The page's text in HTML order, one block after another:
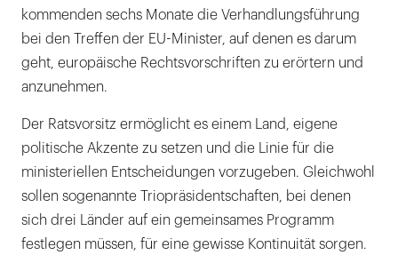
kommenden sechs Monate die Verhandlungsführung
bei den Treffen der EU-Minister, auf denen es darum
geht, europäische Rechtsvorschriften zu erörtern und
anzunehmen.
Der Ratsvorsitz ermöglicht es einem Land, eigene
politische Akzente zu setzen und die Linie für die
ministeriellen Entscheidungen vorzugeben. Gleichwohl
sollen sogenannte Triopräsidentschaften, bei denen
sich drei Länder auf ein gemeinsames Programm
festlegen müssen, für eine gewisse Kontinuität sorgen.